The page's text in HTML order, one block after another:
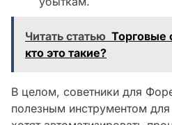
Читать статью Торговые
кто это такие?
В целом, советники для
полезным инструментом